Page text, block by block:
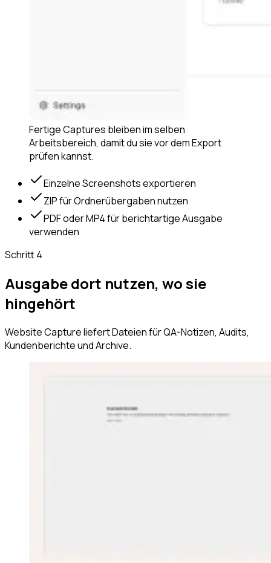
Fertige Captures bleiben im selben
Arbeitsbereich, damit du sie vor dem Export
prüfen kannst.
Einzelne Screenshots exportieren
ZIP für Ordnerübergaben nutzen
PDF oder MP4 für berichtartige Ausgabe
verwenden
Schritt4
Ausgabe dort nutzen, wo sie
hingehört
Website Capture liefert Dateien für QA-Notizen, Audits,
Kundenberichte und Archive.